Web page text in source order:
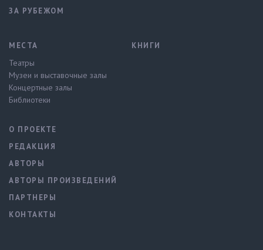
ЗА РУБЕЖОМ
МЕСТА
Театры
Музеи и выставочные залы
Концертные залы
Библиотеки
КНИГИ
О ПРОЕКТЕ
РЕДАКЦИЯ
АВТОРЫ
АВТОРЫ ПРОИЗВЕДЕНИЙ
ПАРТНЕРЫ
КОНТАКТЫ